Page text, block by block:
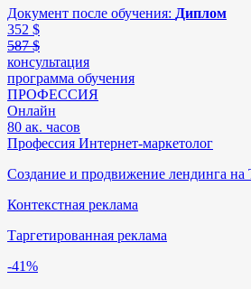
Документ после обучения: Диплом
352 $
587 $
консультация
программа обучения
ПРОФЕССИЯ
Онлайн
80 ак. часов
Профессия Интернет-маркетолог
Создание и продвижение лендинга на
Контекстная реклама
Таргетированная реклама
-41%